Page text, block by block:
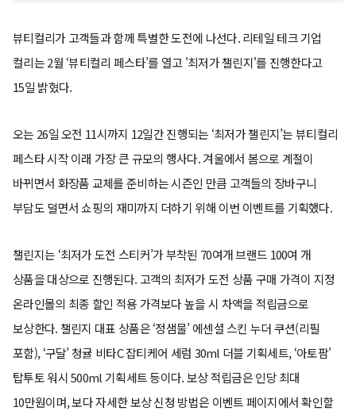
뷰티컬리가 고객들과 함께 특별한 도전에 나선다. 리테일 테크 기업
컬리는 2월 ‘뷰티컬리 페스타’를 열고 '최저가 챌린지'를 진행한다고
15일 밝혔다.
오는 26일 오전 11시까지 12일간 진행되는 ‘최저가 챌린지’는 뷰티컬리
페스타 시작 이래 가장 큰 규모의 행사다. 겨울에서 봄으로 계절이
바뀌면서 화장품 교체를 준비하는 시즌인 만큼 고객들의 장바구니
부담도 덜면서 쇼핑의 재미까지 더하기 위해 이번 이벤트를 기획했다.
챌린지는 ‘최저가 도전 스티커’가 부착된 70여개 브랜드 100여 개
상품을 대상으로 진행된다. 고객의 최저가 도전 상품 구매 가격이 지정
온라인몰의 최종 할인 적용 가격보다 높을 시 차액을 적립금으로
보상한다. 챌린지 대표 상품은 ‘정샘물’ 에센셜 스킨 누더 쿠션(리필
포함), ‘구달’ 청귤 비타C 잡티케어 세럼 30ml 더블 기획세트, ‘아토팜’
탑투토 워시 500ml 기획세트 등이다. 보상 적립금은 인당 최대
10만원이며, 보다 자세한 보상 신청 방법은 이벤트 페이지에서 확인할